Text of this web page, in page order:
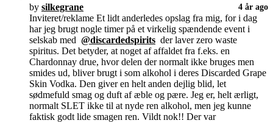
by silkegrane 4 år ago
Inviteret/reklame Et lidt anderledes opslag fra mig, for i dag
har jeg brugt nogle timer på et virkelig spændende event i
selskab med @discardedspirits der laver zero waste
spiritus. Det betyder, at noget af affaldet fra f.eks. en
Chardonnay drue, hvor delen der normalt ikke bruges men
smides ud, bliver brugt i som alkohol i deres Discarded Grape
Skin Vodka. Den giver en helt anden dejlig blid, let
sødmefuld smag og duft af æble og pære. Jeg er, helt ærligt,
normalt SLET ikke til at nyde ren alkohol, men jeg kunne
faktisk godt lide smagen ren. Vildt nok!! Der var